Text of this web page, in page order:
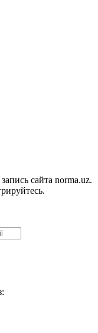
сайта norma.uz.